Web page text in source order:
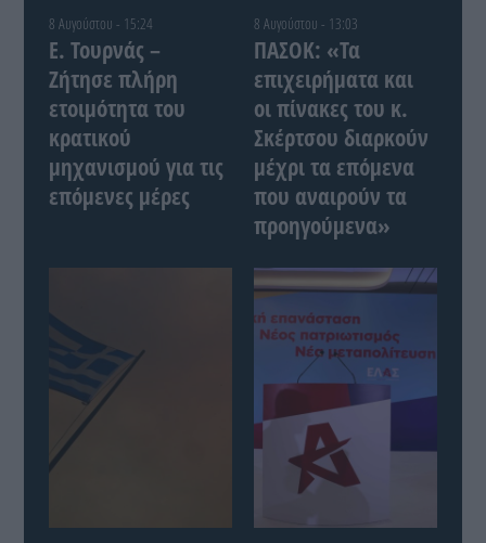
8 Αυγούστου - 15:24
Ε. Τουρνάς –
Ζήτησε πλήρη
ετοιμότητα του
κρατικού
μηχανισμού για τις
επόμενες μέρες
8 Αυγούστου - 13:03
ΠΑΣΟΚ: «Τα
επιχειρήματα και
οι πίνακες του κ.
Σκέρτσου διαρκούν
μέχρι τα επόμενα
που αναιρούν τα
προηγούμενα»